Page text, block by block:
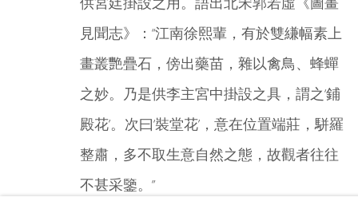
Accessibility Policy Manage cookies
版权所有 2026 INKSTUDIO
見聞志》：“江南徐熙輩，有於雙縑幅素上
畫叢艷疊石，傍出藥苗，雜以禽鳥、蜂蟬
之妙。乃是供李主宮中掛設之具，謂之‘鋪
殿花’。次曰‘裝堂花’，意在位置端莊，駢羅
整肅，多不取生意自然之態，故觀者往往
不甚采鑒。”